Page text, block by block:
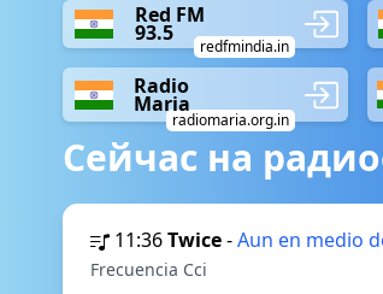
Red FM
93.5
redfmindia.in
Radio
Maria
radiomaria.org.in
Сейчас на
11:36Twice-Aun en medio
Frecuencia Cci